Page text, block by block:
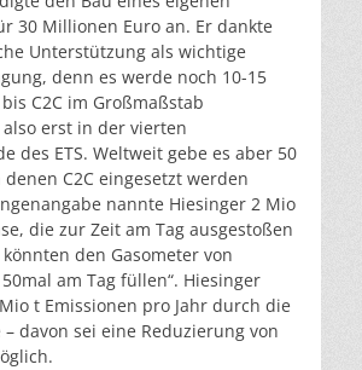
30 Millionen Euro an. Er dankte
Unterstützung als wichtige
denn es werde noch 10-15
C2C im Großmaßstab
erst in der vierten
des ETS. Weltweit gebe es aber 50
C2C eingesetzt werden
nannte Hiesinger 2 Mio
die zur Zeit am Tag ausgestoßen
den Gasometer von
am Tag füllen“. Hiesinger
t Emissionen pro Jahr durch die
davon sei eine Reduzierung von